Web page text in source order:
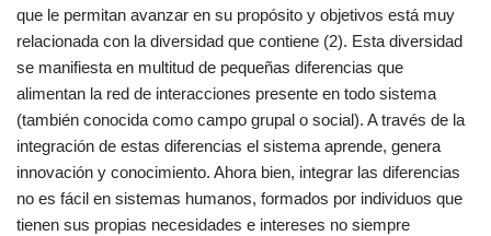
que le permitan avanzar en su propósito y objetivos está muy
relacionada con la diversidad que contiene (2). Esta diversidad
se manifiesta en multitud de pequeñas diferencias que
alimentan la red de interacciones presente en todo sistema
(también conocida como campo grupal o social). A través de la
integración de estas diferencias el sistema aprende, genera
innovación y conocimiento. Ahora bien, integrar las diferencias
no es fácil en sistemas humanos, formados por individuos que
tienen sus propias necesidades e intereses no siempre